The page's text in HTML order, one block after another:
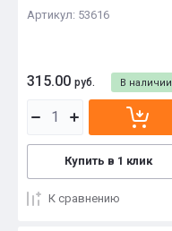
Артикул: 53616
В наличии
315.00 руб.
Купить в 1 клик
К сравнению